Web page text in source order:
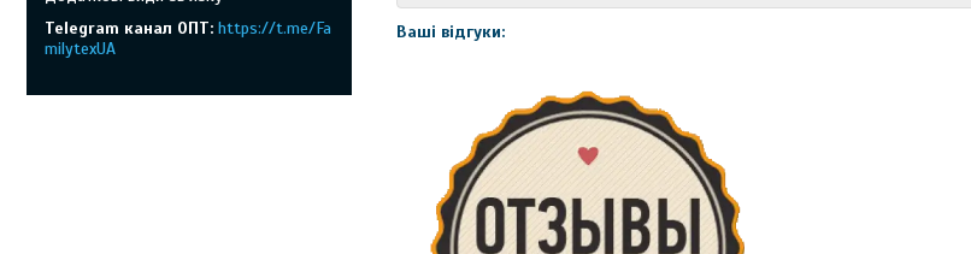
Ваші відгуки:
Telegram канал ОПТ https://t.me/Fa
milytexUA